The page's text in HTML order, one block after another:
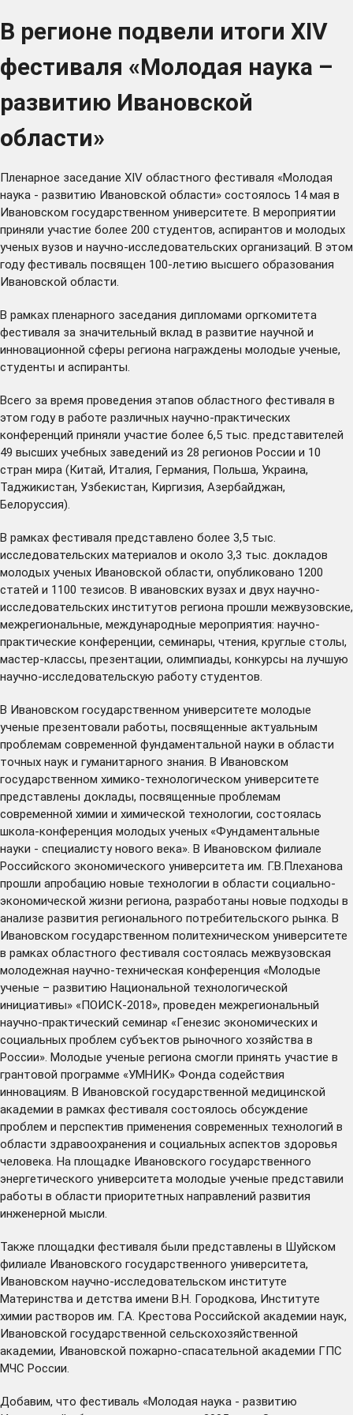
В регионе подвели итоги XIV
фестиваля «Молодая наука –
развитию Ивановской
области»
Пленарное заседание XIV областного фестиваля «Молодая
наука - развитию Ивановской области» состоялось 14 мая в
Ивановском государственном университете. В мероприятии
приняли участие более 200 студентов, аспирантов и молодых
ученых вузов и научно-исследовательских организаций. В этом
году фестиваль посвящен 100-летию высшего образования
Ивановской области.
В рамках пленарного заседания дипломами оргкомитета
фестиваля за значительный вклад в развитие научной и
инновационной сферы региона награждены молодые ученые,
студенты и аспиранты.
Всего за время проведения этапов областного фестиваля в
этом году в работе различных научно-практических
конференций приняли участие более 6,5 тыс. представителей
49 высших учебных заведений из 28 регионов России и 10
стран мира (Китай, Италия, Германия, Польша, Украина,
Таджикистан, Узбекистан, Киргизия, Азербайджан,
Белоруссия).
В рамках фестиваля представлено более 3,5 тыс.
исследовательских материалов и около 3,3 тыс. докладов
молодых ученых Ивановской области, опубликовано 1200
статей и 1100 тезисов. В ивановских вузах и двух научно-
исследовательских институтов региона прошли межвузовские,
межрегиональные, международные мероприятия: научно-
практические конференции, семинары, чтения, круглые столы,
мастер-классы, презентации, олимпиады, конкурсы на лучшую
научно-исследовательскую работу студентов.
В Ивановском государственном университете молодые
ученые презентовали работы, посвященные актуальным
проблемам современной фундаментальной науки в области
точных наук и гуманитарного знания. В Ивановском
государственном химико-технологическом университете
представлены доклады, посвященные проблемам
современной химии и химической технологии, состоялась
школа-конференция молодых ученых «Фундаментальные
науки - специалисту нового века». В Ивановском филиале
Российского экономического университета им. Г.В.Плеханова
прошли апробацию новые технологии в области социально-
экономической жизни региона, разработаны новые подходы в
анализе развития регионального потребительского рынка. В
Ивановском государственном политехническом университете
в рамках областного фестиваля состоялась межвузовская
молодежная научно-техническая конференция «Молодые
ученые – развитию Национальной технологической
инициативы» «ПОИСК-2018», проведен межрегиональный
научно-практический семинар «Генезис экономических и
социальных проблем субъектов рыночного хозяйства в
России». Молодые ученые региона смогли принять участие в
грантовой программе «УМНИК» Фонда содействия
инновациям. В Ивановской государственной медицинской
академии в рамках фестиваля состоялось обсуждение
проблем и перспектив применения современных технологий в
области здравоохранения и социальных аспектов здоровья
человека. На площадке Ивановского государственного
энергетического университета молодые ученые представили
работы в области приоритетных направлений развития
инженерной мысли.
Также площадки фестиваля были представлены в Шуйском
филиале Ивановского государственного университета,
Ивановском научно-исследовательском институте
Материнства и детства имени В.Н. Городкова, Институте
химии растворов им. Г.А. Крестова Российской академии наук,
Ивановской государственной сельскохозяйственной
академии, Ивановской пожарно-спасательной академии ГПС
МЧС России.
Добавим, что фестиваль «Молодая наука - развитию